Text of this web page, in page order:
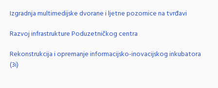
Izgradnja multimedijske dvorane i ljetne pozornice na tvrđavi
Razvoj infrastrukture Poduzetničkog centra
Rekonstrukcija i opremanje informacijsko-inovacijskog inkubatora
(3i)